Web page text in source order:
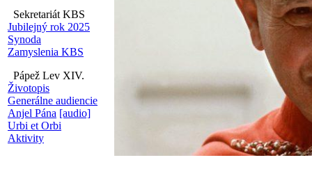
Sekretariát KBS
Jubilejný rok 2025
Synoda
Zamyslenia KBS
Pápež Lev XIV.
Životopis
Generálne audiencie
Anjel Pána [audio]
Urbi et Orbi
Aktivity